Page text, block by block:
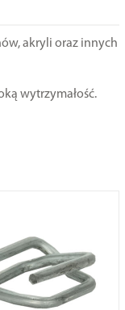
akryli oraz innych
wytrzymałość.